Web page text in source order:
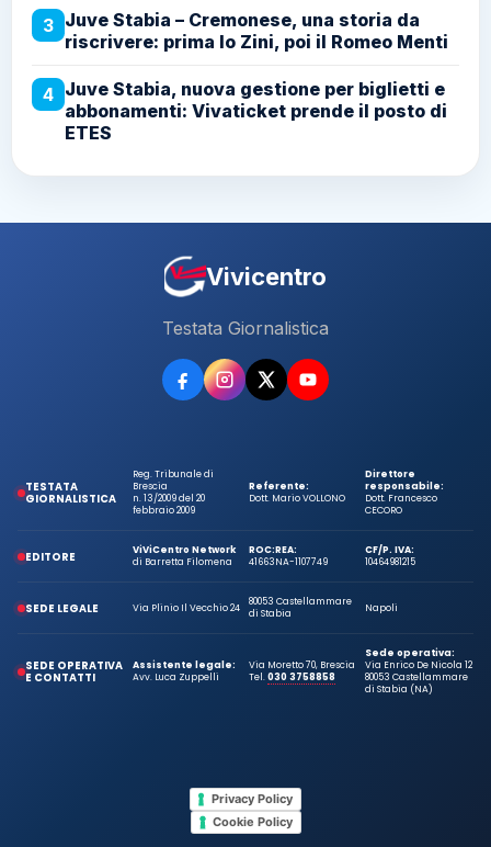
3 Juve Stabia – Cremonese, una storia da
riscrivere: prima lo Zini, poi il Romeo Menti
4 Juve Stabia, nuova gestione per biglietti e
abbonamenti: Vivaticket prende il posto di
ETES
Vivicentro
Testata Giornalistica
TESTATA
GIORNALISTICA
Reg. Tribunale di
Brescia
n. 13/2009 del 20
febbraio 2009
Referente:
Dott. Mario VOLLONO
Direttore
responsabile:
Dott. Francesco
CECORO
EDITORE
ViViCentro Network
di Barretta Filomena
ROC:
41663
REA:
NA-1107749
CF/P. IVA:
10464981215
SEDE LEGALE Via Plinio Il Vecchio 24
80053 Castellammare
di Stabia
Napoli
SEDE OPERATIVA
E CONTATTI
Assistente legale:
Avv. Luca Zuppelli
Via Moretto 70, Brescia
Tel.030 3758858
Sede operativa:
Via Enrico De Nicola 12
80053 Castellammare
di Stabia (NA)
Privacy Policy
Cookie Policy